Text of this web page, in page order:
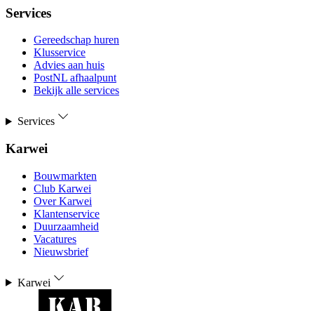
Services
Gereedschap huren
Klusservice
Advies aan huis
PostNL afhaalpunt
Bekijk alle services
Services
Karwei
Bouwmarkten
Club Karwei
Over Karwei
Klantenservice
Duurzaamheid
Vacatures
Nieuwsbrief
Karwei